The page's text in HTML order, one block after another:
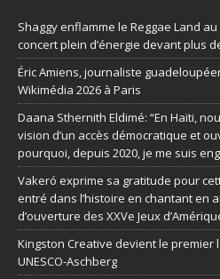
Shaggy enflamme le Reggae Land
concert plein d’énergie devant plus
Éric Amiens, journaliste
Wikimédia 2026 à Paris
Daana Sthernith Eldimé: “En Haïti,
vision d’un accès démocratique et
pourquoi, depuis 2020, je me suis
Vakeró exprime sa gratitude pour
entré dans l’histoire en chantant en
d’ouverture des XXVe Jeux
Kingston Creative devient le
UNESCO-Aschberg